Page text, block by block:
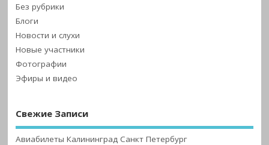
Без рубрики
Блоги
Новости и слухи
Новые участники
Фотографии
Эфиры и видео
Свежие Записи
Авиабилеты Калининград Санкт Петербург